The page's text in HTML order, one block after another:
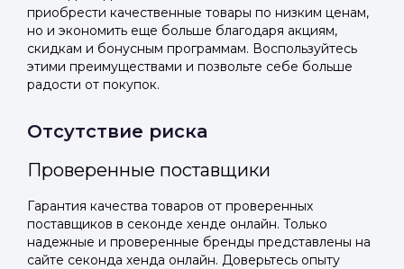
приобрести качественные товары по низким ценам,
но и экономить еще больше благодаря акциям,
скидкам и бонусным программам. Воспользуйтесь
этими преимуществами и позвольте себе больше
радости от покупок.
Отсутствие риска
Проверенные поставщики
Гарантия качества товаров от проверенных
поставщиков в секонде хенде онлайн. Только
надежные и проверенные бренды представлены на
сайте секонда хенда онлайн. Доверьтесь опыту